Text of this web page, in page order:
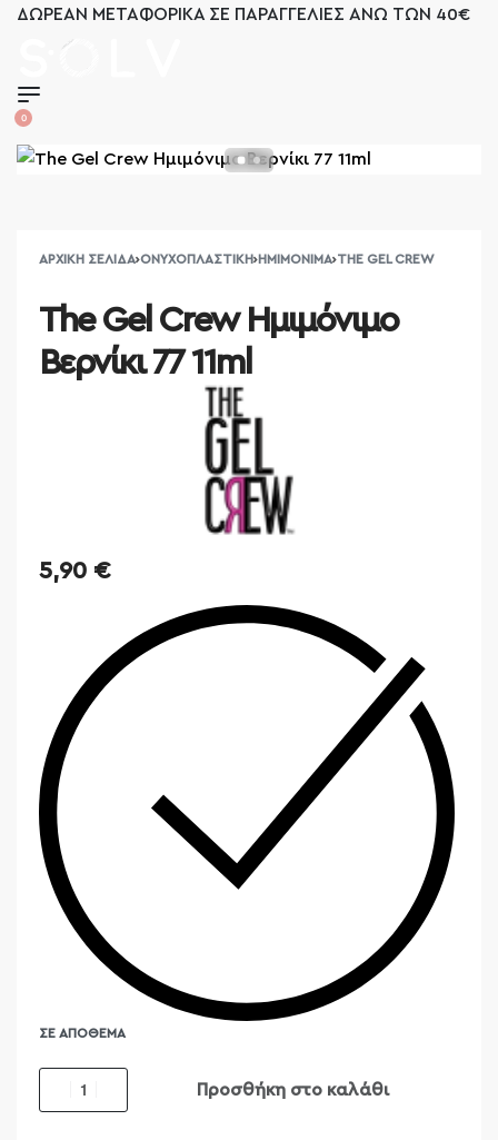
ΔΩΡΕΑΝ ΜΕΤΑΦΟΡΙΚΑ ΣΕ ΠΑΡΑΓΓΕΛΙΕΣ ΑΝΩ ΤΩΝ 40€
0
ΑΡΧΙΚΉ ΣΕΛΊΔΑ›ΟΝΥΧΟΠΛΑΣΤΙΚΉ›ΗΜΙΜΌΝΙΜΑ›THE GEL CREW
The Gel Crew Ημιμόνιμο
Βερνίκι 77 11ml
5,90 €
ΣΕ ΑΠΌΘΕΜΑ
Προσθήκη στο καλάθι